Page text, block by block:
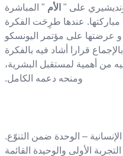
على " الأم " المباشرة
مباركتها. عندها طرِحَت الفكرة
عرضتها على مؤتمر اليونسكو
قرارا أشاد فيه بالفكرة
من أهمية لمستقبل البشرية،
ومنحه دعمه الكامل.
– الوحدة ضمن التنوّع.
الأولى والوحيدة القائمة